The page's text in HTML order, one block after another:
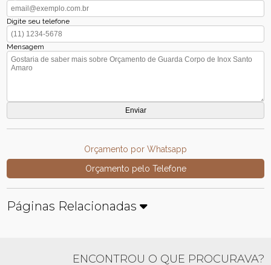
Digite seu telefone
Mensagem
Orçamento por Whatsapp
Orçamento pelo Telefone
Páginas Relacionadas
ENCONTROU O QUE PROCURAVA?